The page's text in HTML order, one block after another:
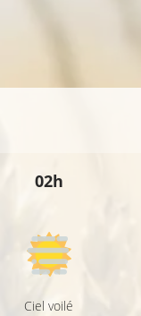
02h
Ciel voilé